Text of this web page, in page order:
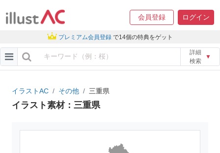
会員登録 ログイン
プレミアム会員登録 で14個の特典をゲット
詳細
検索
▼
イラストAC その他 三重県
イラスト素材：三重県